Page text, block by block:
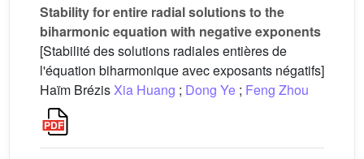
Stability for entire radial solutions to the
biharmonic equation with negative exponents
[Stabilité des solutions radiales entières de
l'équation biharmonique avec exposants négatifs]
Haïm Brézis Xia Huang ; Dong Ye ; Feng Zhou